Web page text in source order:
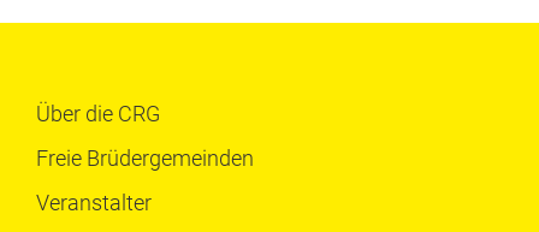
Über die CRG
Freie Brüdergemeinden
Veranstalter